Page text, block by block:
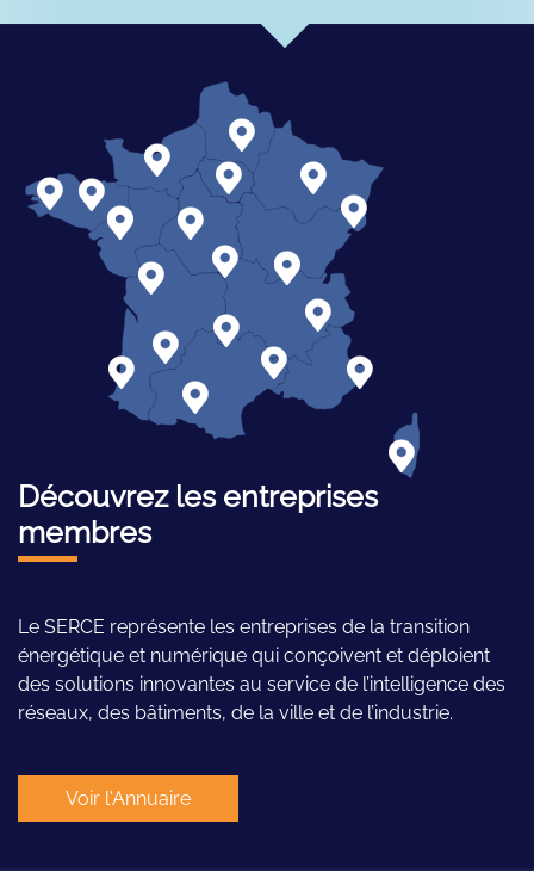
Découvrez les entreprises
membres
Le SERCE représente les entreprises de la transition
énergétique et numérique qui conçoivent et déploient
des solutions innovantes au service de l’intelligence des
réseaux, des bâtiments, de la ville et de l’industrie.
Voir l'Annuaire